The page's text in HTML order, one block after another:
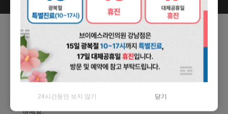
V라인 S라인의 완성
VS LINE
당신의 완벽한 아름다움을 위해, 전문가들이 선사하는
VS라인! 원스탑 솔루션으로 지금 바로 완벽한 몸매와 피부를
만나보세요. VS라인에서 당신의 꿈을 현실로 만들어
드립니다! 이제 거울 앞에서 더 이상 고민하지 마세요. 완벽한
V라인과 S라인을 손쉽게 만들어 드리는 VS라인과 함께
하세요.
24시간동안 보지 않기 닫기